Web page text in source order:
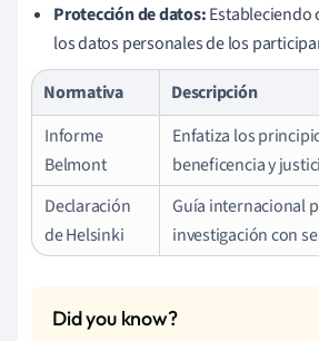
Protección de datos:Estableciendo
los datos personales de los
Normativa
Descripción
Informe
Belmont
Enfatiza los
beneficencia y
Declaración
de Helsinki
Guía internacional
investigación con